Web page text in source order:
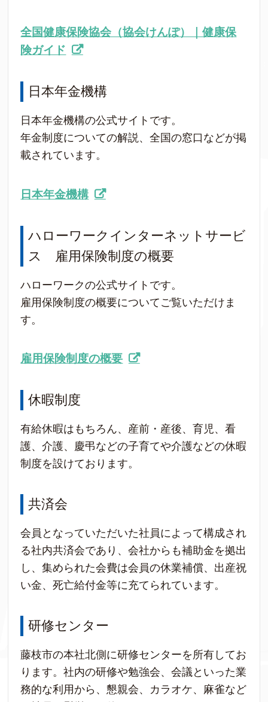
全国健康保険協会（協会けんぽ）｜健康保
険ガイド
日本年金機構
日本年金機構の公式サイトです。
年金制度についての解説、全国の窓口などが掲
載されています。
日本年金機構
ハローワークインターネットサービ
ス 雇用保険制度の概要
ハローワークの公式サイトです。
雇用保険制度の概要についてご覧いただけま
す。
雇用保険制度の概要
休暇制度
有給休暇はもちろん、産前・産後、育児、看
護、介護、慶弔などの子育てや介護などの休暇
制度を設けております。
共済会
会員となっていただいた社員によって構成され
る社内共済会であり、会社からも補助金を拠出
し、集められた会費は会員の休業補償、出産祝
い金、死亡給付金等に充てられています。
研修センター
藤枝市の本社北側に研修センターを所有してお
ります。社内の研修や勉強会、会議といった業
務的な利用から、懇親会、カラオケ、麻雀など